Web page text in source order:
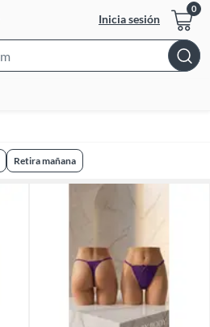
Inicia sesión
Bar
Retira mañana